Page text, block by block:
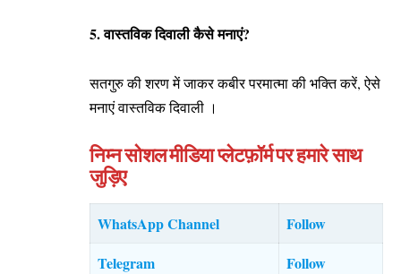
5. वास्तविक दिवाली कैसे मनाएं?
सतगुरु की शरण में जाकर कबीर परमात्मा की भक्ति करें, ऐसे
मनाएं वास्तविक दिवाली ।
निम्न सोशल मीडिया प्लेटफ़ॉर्म पर हमारे साथ
जुड़िए
WhatsApp Channel
Follow
Telegram
Follow